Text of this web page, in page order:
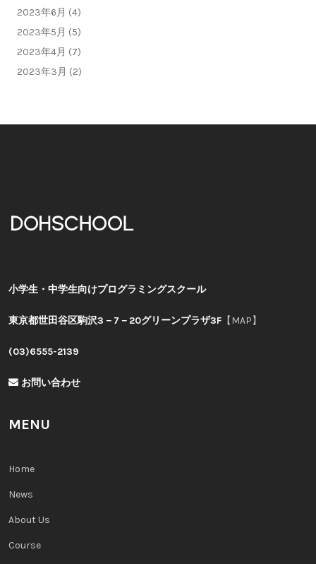
2023年6月 (4)
2023年5月 (5)
2023年4月 (7)
2023年3月 (2)
小学生・中学生向けプログラミングスクール
東京都世田谷区駒沢3－7－20グリーンプラザ3F 【MAP】
(03)6555-2139
お問い合わせ
MENU
Home
News
About Us
Course